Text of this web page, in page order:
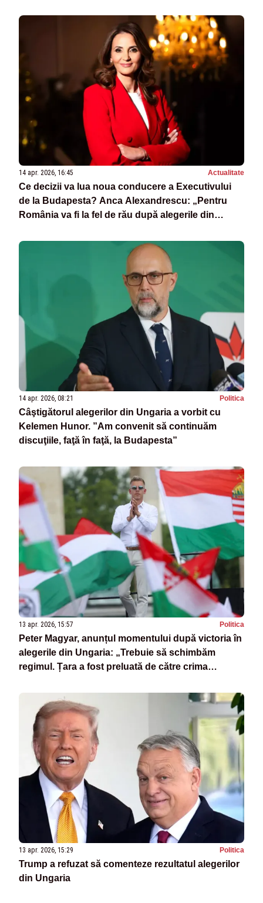
14 apr. 2026, 16:45 Actualitate
Ce decizii va lua noua conducere a Executivului
de la Budapesta? Anca Alexandrescu: „Pentru
România va fi la fel de rău după alegerile din
14 apr. 2026, 08:21 Politica
Câştigătorul alegerilor din Ungaria a vorbit cu
Kelemen Hunor. ”Am convenit să continuăm
discuţiile, faţă în faţă, la Budapesta”
13 apr. 2026, 15:57 Politica
Peter Magyar, anunțul momentului după victoria în
alegerile din Ungaria: „Trebuie să schimbăm
regimul. Țara a fost preluată de către crima
13 apr. 2026, 15:29 Politica
Trump a refuzat să comenteze rezultatul alegerilor
din Ungaria